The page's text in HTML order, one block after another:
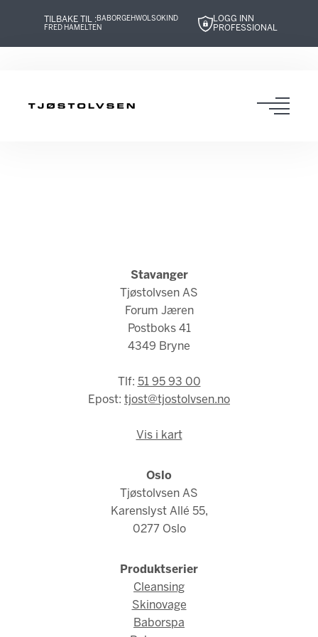
innhold
navigasjon
innhold
navigasjon
TILBAKE TIL :BABORGEHWOLSOKIND
FRED HAMELTEN
LOGG INN
PROFESSIONAL
Stavanger
Tjøstolvsen AS
Forum Jæren
Postboks 41
4349 Bryne
Tlf: 51 95 93 00
Epost: tjost@tjostolvsen.no
Vis i kart
Oslo
Tjøstolvsen AS
Karenslyst Allé 55,
0277 Oslo
Produktserier
Cleansing
Skinovage
Baborspa